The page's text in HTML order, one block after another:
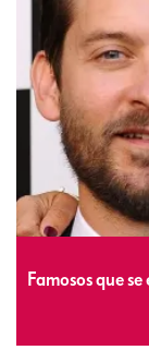
Famosos que